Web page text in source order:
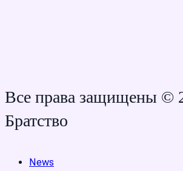
Все права защищены ©
Братство
News